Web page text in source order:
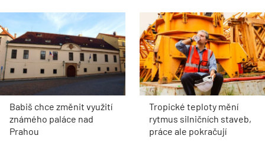
Babiš chce změnit využití
známého paláce nad
Prahou
Tropické teploty mění
rytmus silničních staveb,
práce ale pokračují